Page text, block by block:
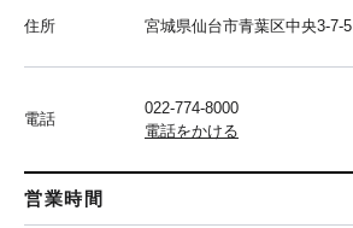
住所 宮城県仙台市青葉区中央3-7-5
電話
022-774-8000
電話をかける
営業時間